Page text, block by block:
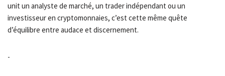
unit un analyste de marché, un trader indépendant ou un
investisseur en cryptomonnaies, c’est cette même quête
d’équilibre entre audace et discernement.
-